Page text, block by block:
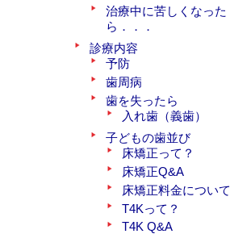
治療中に苦しくなった
ら．．．
診療内容
予防
歯周病
歯を失ったら
入れ歯（義歯）
子どもの歯並び
床矯正って？
床矯正Q&A
床矯正料金について
T4Kって？
T4K Q&A